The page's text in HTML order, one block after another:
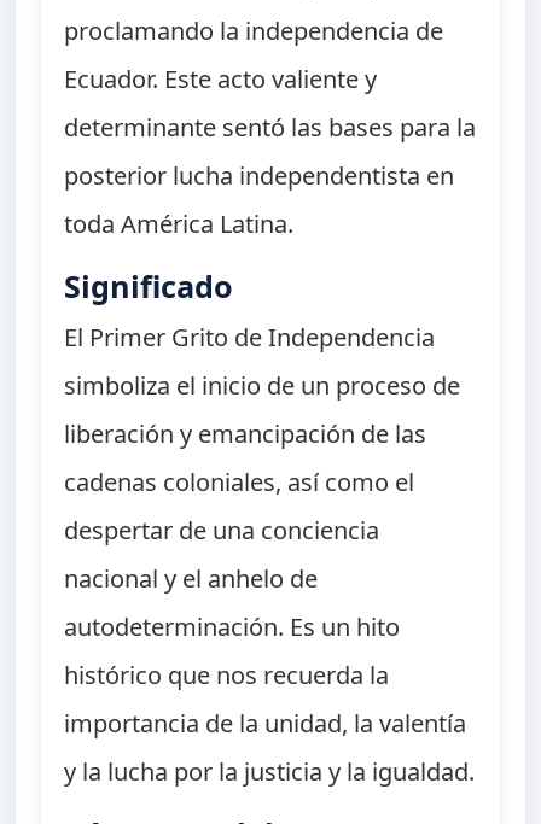
proclamando la independencia de
Ecuador. Este acto valiente y
determinante sentó las bases para la
posterior lucha independentista en
toda América Latina.
Significado
El Primer Grito de Independencia
simboliza el inicio de un proceso de
liberación y emancipación de las
cadenas coloniales, así como el
despertar de una conciencia
nacional y el anhelo de
autodeterminación. Es un hito
histórico que nos recuerda la
importancia de la unidad, la valentía
y la lucha por la justicia y la igualdad.